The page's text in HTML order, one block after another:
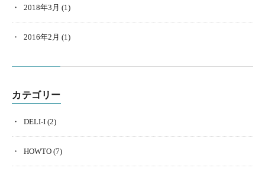
2018年3月 (1)
2016年2月 (1)
カテゴリー
DELI-I (2)
HOWTO (7)